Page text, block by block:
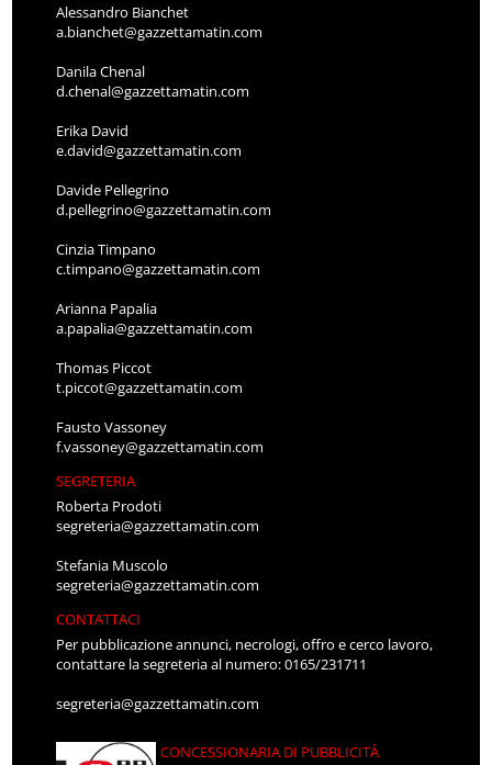
Alessandro Bianchet
a.bianchet@gazzettamatin.com
Danila Chenal
d.chenal@gazzettamatin.com
Erika David
e.david@gazzettamatin.com
Davide Pellegrino
d.pellegrino@gazzettamatin.com
Cinzia Timpano
c.timpano@gazzettamatin.com
Arianna Papalia
a.papalia@gazzettamatin.com
Thomas Piccot
t.piccot@gazzettamatin.com
Fausto Vassoney
f.vassoney@gazzettamatin.com
SEGRETERIA
Roberta Prodoti
segreteria@gazzettamatin.com
Stefania Muscolo
segreteria@gazzettamatin.com
CONTATTACI
Per pubblicazione annunci, necrologi, offro e cerco lavoro,
contattare la segreteria al numero: 0165/231711
segreteria@gazzettamatin.com
CONCESSIONARIA DI PUBBLICITÀ